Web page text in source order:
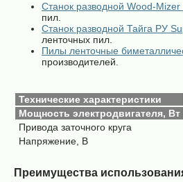
Станок разводной Wood-
пил.
Станок разводной Тайга РУ
ленточных пил.
Пилы ленточные
производителей.
Технические характеристики
Мощность электродвигателя, Вт
Привода заточного круга
Напряжение, В
Преимущества